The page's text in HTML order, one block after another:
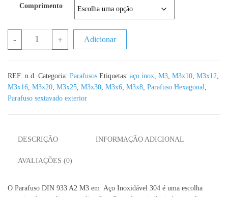
Comprimento
- + Adicionar
REF: n.d. Categoria: Parafusos Etiquetas: aço inox M3 M3x10 M3x12
M3x16 M3x20 M3x25 M3x30 M3x6 M3x8 Parafuso Hexagonal
Parafuso sextavado exterior
DESCRIÇÃO INFORMAÇÃO ADICIONAL
AVALIAÇÕES (0)
O Parafuso DIN 933 A2 M3 em Aço Inoxidável 304 é uma escolha